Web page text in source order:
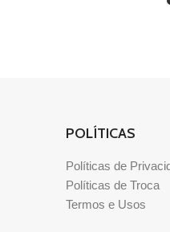
POLÍTICAS
Políticas de
Políticas de Troca
Termos e Usos